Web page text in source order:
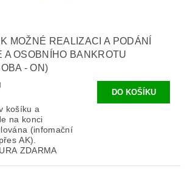
MOŽNÉ REALIZACI A PODÁNÍ
A OSOBNÍHO BANKROTU
- ON)
košíku a
na konci
(infomační
AK).
ZDARMA